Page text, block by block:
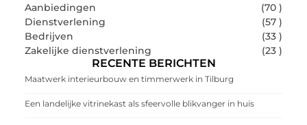
Aanbiedingen
(70 )
Dienstverlening
(57 )
Bedrijven
(33 )
Zakelijke dienstverlening
(23 )
RECENTE BERICHTEN
Maatwerk interieurbouw en timmerwerk in Tilburg
Een landelijke vitrinekast als sfeervolle blikvanger in huis